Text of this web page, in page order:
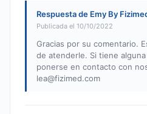
Respuesta de Emy By
Publicada el 10/10/2022
Gracias por su comentario.
de atenderle. Si tiene
ponerse en contacto con
lea@fizimed.com